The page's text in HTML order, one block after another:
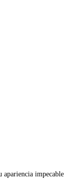
apariencia impecable